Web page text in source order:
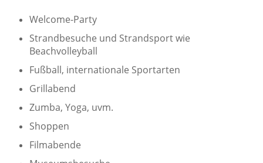
Welcome-Party
Strandbesuche und Strandsport wie
Beachvolleyball
Fußball, internationale Sportarten
Grillabend
Zumba, Yoga, uvm.
Shoppen
Filmabende